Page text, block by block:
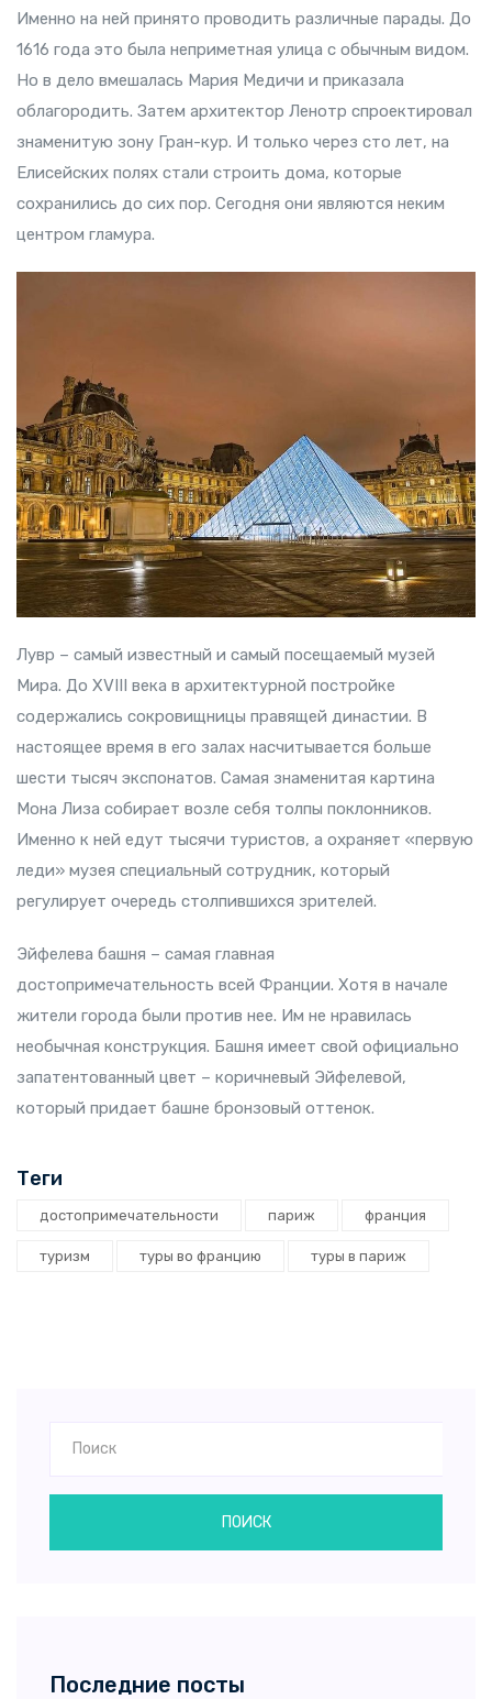
Именно на ней принято проводить различные парады. До
1616 года это была неприметная улица с обычным видом.
Но в дело вмешалась Мария Медичи и приказала
облагородить. Затем архитектор Ленотр спроектировал
знаменитую зону Гран-кур. И только через сто лет, на
Елисейских полях стали строить дома, которые
сохранились до сих пор. Сегодня они являются неким
центром гламура.
Лувр – самый известный и самый посещаемый музей
Мира. До XVIII века в архитектурной постройке
содержались сокровищницы правящей династии. В
настоящее время в его залах насчитывается больше
шести тысяч экспонатов. Самая знаменитая картина
Мона Лиза собирает возле себя толпы поклонников.
Именно к ней едут тысячи туристов, а охраняет «первую
леди» музея специальный сотрудник, который
регулирует очередь столпившихся зрителей.
Эйфелева башня – самая главная
достопримечательность всей Франции. Хотя в начале
жители города были против нее. Им не нравилась
необычная конструкция. Башня имеет свой официально
запатентованный цвет – коричневый Эйфелевой,
который придает башне бронзовый оттенок.
Теги
достопримечательности париж франция
туризм туры во францию туры в париж
ПОИСК
Последние посты